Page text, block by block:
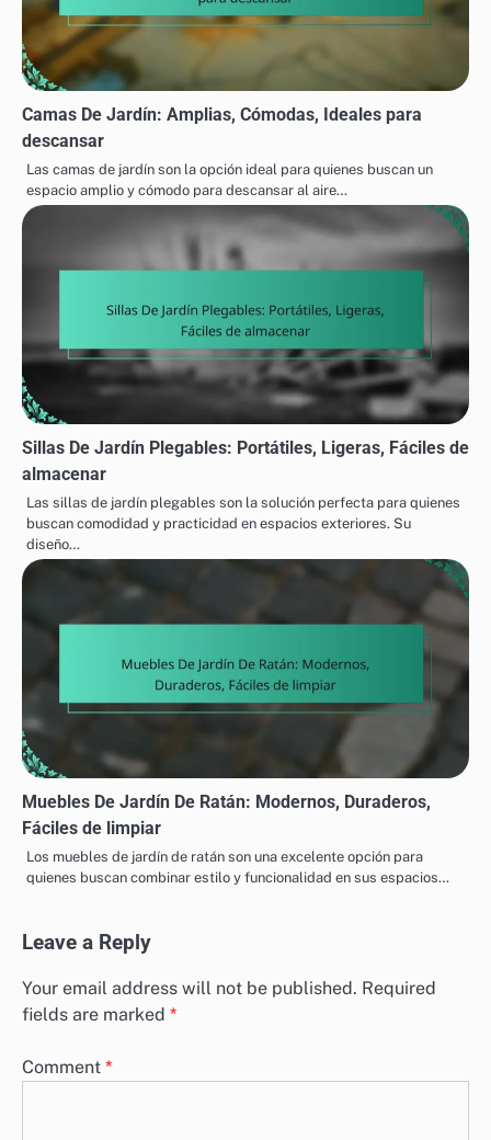
Camas De Jardín: Amplias, Cómodas, Ideales para
descansar
Las camas de jardín son la opción ideal para quienes buscan un
espacio amplio y cómodo para descansar al aire…
Sillas De Jardín Plegables: Portátiles, Ligeras, Fáciles de
almacenar
Las sillas de jardín plegables son la solución perfecta para quienes
buscan comodidad y practicidad en espacios exteriores. Su
diseño…
Muebles De Jardín De Ratán: Modernos, Duraderos,
Fáciles de limpiar
Los muebles de jardín de ratán son una excelente opción para
quienes buscan combinar estilo y funcionalidad en sus espacios…
Leave a Reply
Your email address will not be published. Required
fields are marked *
Comment *